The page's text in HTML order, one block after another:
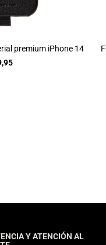
premium iPhone 14
Y ATENCIÓN AL